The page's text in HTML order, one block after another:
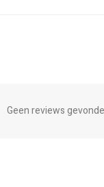
Geen reviews